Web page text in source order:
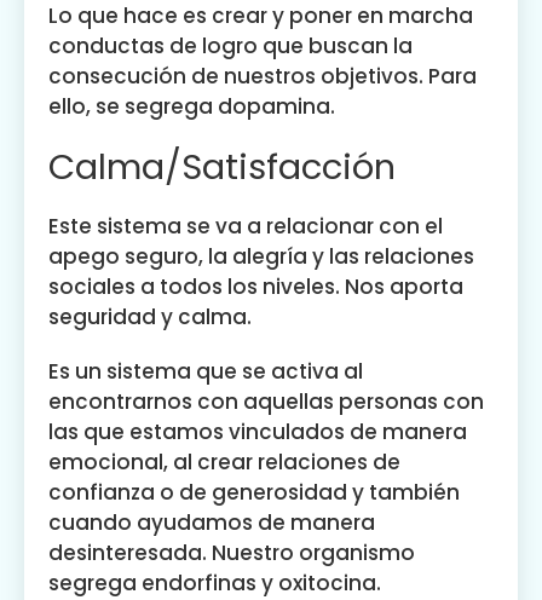
Lo que hace es crear y poner en marcha
conductas de logro que buscan la
consecución de nuestros objetivos. Para
ello, se segrega dopamina.
Calma/Satisfacción
Este sistema se va a relacionar con el
apego seguro, la alegría y las relaciones
sociales a todos los niveles. Nos aporta
seguridad y calma.
Es un sistema que se activa al
encontrarnos con aquellas personas con
las que estamos vinculados de manera
emocional, al crear relaciones de
confianza o de generosidad y también
cuando ayudamos de manera
desinteresada. Nuestro organismo
segrega endorfinas y oxitocina.